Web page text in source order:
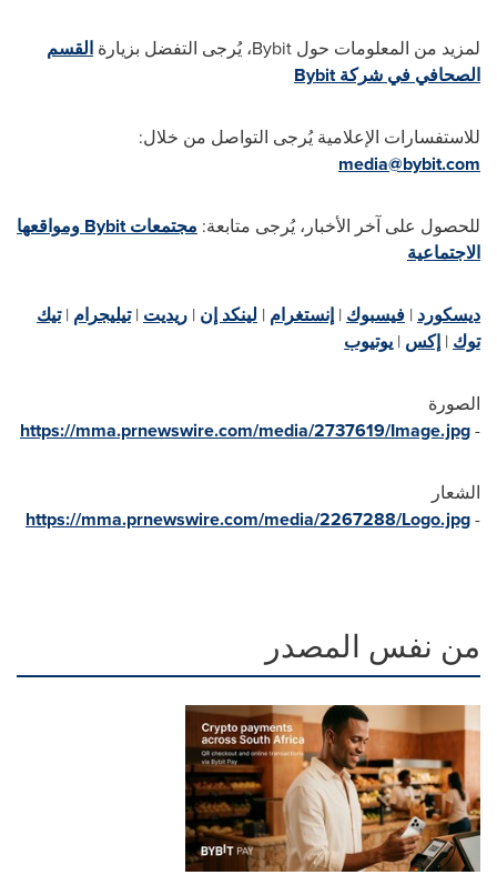
لمزيد من المعلومات حول Bybit، يُرجى التفضل بزيارة القسم
الصحافي في شركةBybit
للاستفسارات الإعلامية يُرجى التواصل من خلال:
media@bybit.com
للحصول على آخر الأخبار، يُرجى متابعة: مجتمعاتBybit ومواقعها
الاجتماعية
ديسكورد | فيسبوك | إنستغرام | لينكد إن | ريديت |تيليجرام |تيك
توك | إكس | يوتيوب
الصورة
-
https://mma.prnewswire.com/media/2737619/Image.jpg
الشعار
-
https://mma.prnewswire.com/media/2267288/Logo.jpg
من نفس المصدر